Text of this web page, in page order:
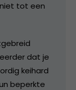
tot een
dat je
keihard
beperkte